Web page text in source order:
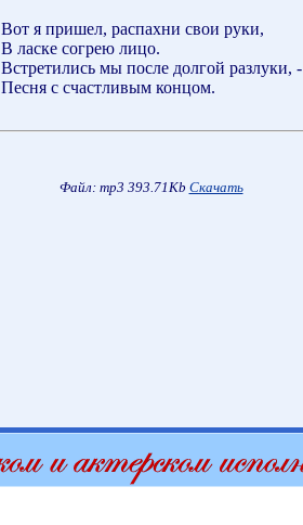
Вот я пришел, распахни свои руки,
В ласке согрею лицо.
Встретились мы после долгой разлуки, -
Песня с счастливым концом.
Файл: mp3 393.71Kb Скачать